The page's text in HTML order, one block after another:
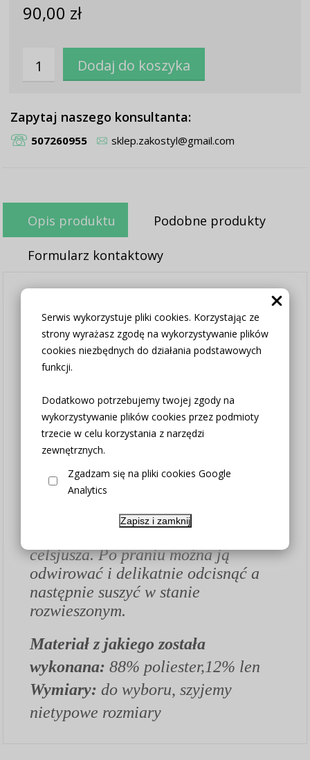
Serwis wykorzystuje pliki cookies. Korzystając ze
strony wyrażasz zgodę na wykorzystywanie plików
cookies niezbędnych do działania podstawowych
funkcji.
Dodatkowo potrzebujemy twojej zgody na
wykorzystywanie plików cookies przez podmioty
trzecie w celu korzystania z narzędzi
zewnętrznych.
Zgadzam się na pliki cookies Google
Analytics
Zapisz i zamknij
90,00 zł
Zapytaj naszego konsultanta:
507260955 sklep.zakostyl@gmail.com
Opis produktu Podobne produkty
Formularz kontaktowy
Mam Państwu do zaoferowania
obrus w pięknym wzorze.
Bardzo dekoracyjna tkanina z
Jest wykonana z tkaniny wysokiej
jakości.
Dzieki dużej zawartości poliestru
mało sie gniecie a wygląd lnu.
Użytkowanie: można prać w letniej
celsjusza. Po praniu można ją
odwirować i delikatnie odcisnąć a
następnie suszyć w stanie
rozwieszonym.
Materiał z jakiego została
wykonana: 88% poliester,12% len
Wymiary: do wyboru,szyjemy
nietypowe rozmiary